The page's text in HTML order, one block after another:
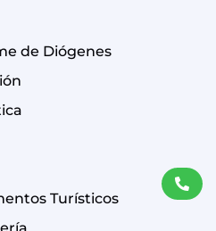
de Diógenes
Turísticos